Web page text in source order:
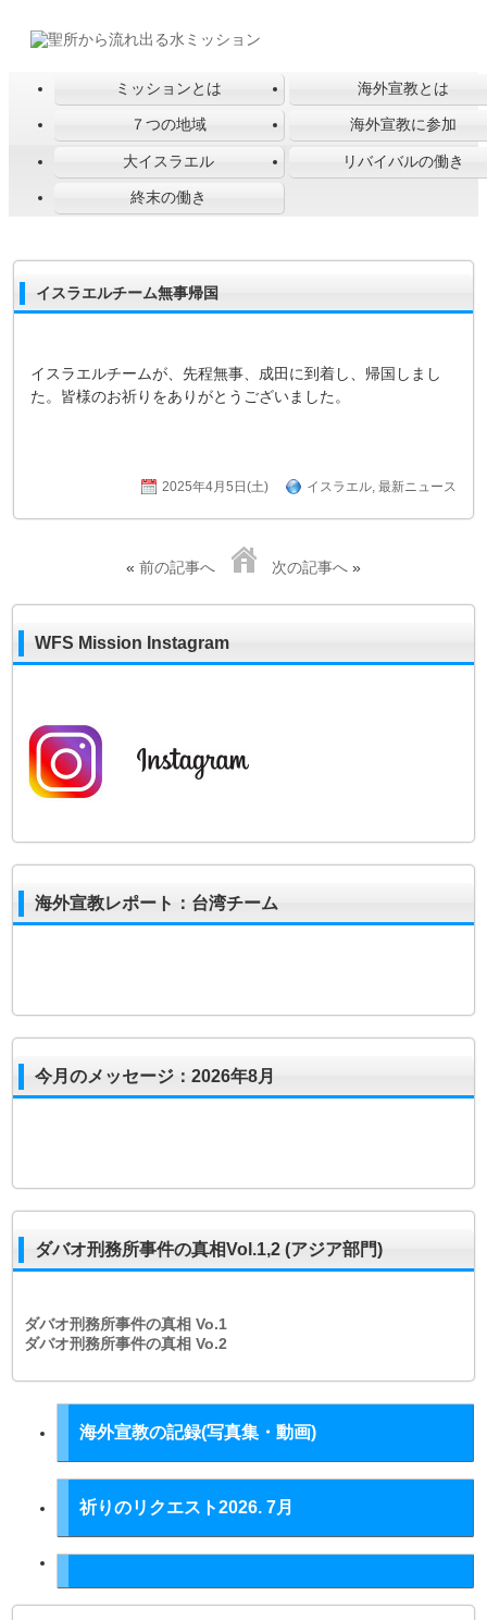
ミッションとは 海外宣教とは
７つの地域 海外宣教に参加
大イスラエル リバイバルの働き
終末の働き
イスラエルチーム無事帰国
イスラエルチームが、先程無事、成田に到着し、帰国しまし
た。皆様のお祈りをありがとうございました。
2025年4月5日(土) イスラエル, 最新ニュース
« 前の記事へ 次の記事へ»
WFS Mission Instagram
海外宣教レポート：台湾チーム
今月のメッセージ：2026年8月
ダバオ刑務所事件の真相Vol.1,2 (アジア部門)
ダバオ刑務所事件の真相Vo.1
ダバオ刑務所事件の真相Vo.2
海外宣教の記録(写真集・動画)
祈りのリクエスト2026. 7月